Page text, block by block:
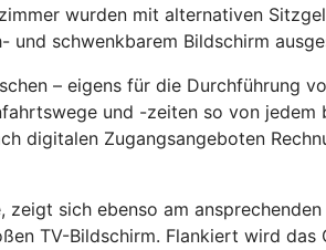
wurden mit alternativen
und schwenkbarem Bildschirm
– eigens für die Durchführung
und -zeiten so von jedem
digitalen Zugangsangeboten
sich ebenso am
TV-Bildschirm. Flankiert wird das